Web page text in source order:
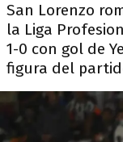
San Lorenzo
la Liga
1-0 con gol de
figura del